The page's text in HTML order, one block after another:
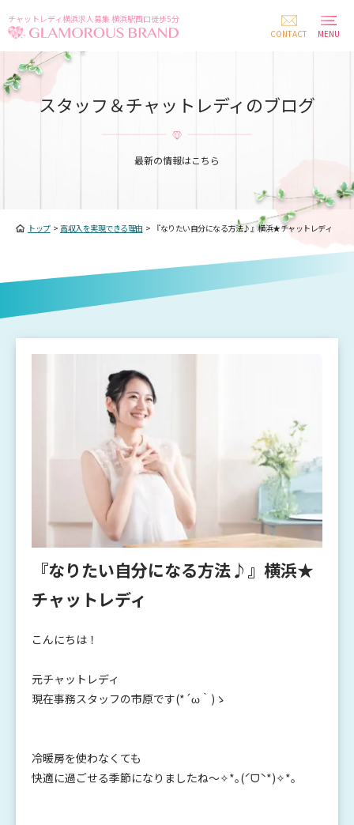
チャットレディ横浜求人募集 横浜駅西口徒歩5分
CONTACT
MENU
スタッフ＆チャットレディのブログ
最新の情報はこちら
トップ> 高収入を実現できる理由 > 『なりたい自分になる方法♪』横浜★チャットレディ
『なりたい自分になる方法♪』横浜★
チャットレディ
こんにちは！
元チャットレディ
現在事務スタッフの市原です(*´ω｀)ゝ
冷暖房を使わなくても
快適に過ごせる季節になりましたね〜✧*｡(ˊᗜˋ*)✧*｡